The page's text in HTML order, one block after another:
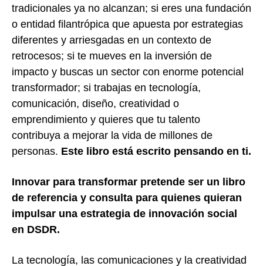
tradicionales ya no alcanzan; si eres una fundación
o entidad filantrópica que apuesta por estrategias
diferentes y arriesgadas en un contexto de
retrocesos; si te mueves en la inversión de
impacto y buscas un sector con enorme potencial
transformador; si trabajas en tecnología,
comunicación, diseño, creatividad o
emprendimiento y quieres que tu talento
contribuya a mejorar la vida de millones de
personas. Este libro está escrito pensando en ti.
Innovar para transformar pretende ser un libro
de referencia y consulta para quienes quieran
impulsar una estrategia de innovación social
en DSDR.
La tecnología, las comunicaciones y la creatividad